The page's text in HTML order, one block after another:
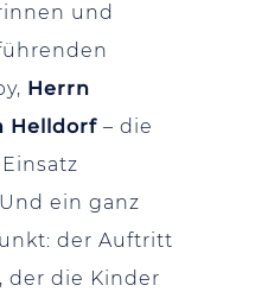
und
Herrn
Helldorf– die
ein ganz
der Auftritt
, der die Kinder